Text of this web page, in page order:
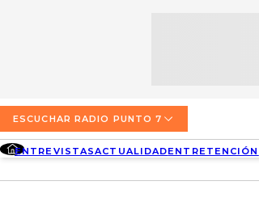
ACTUALIDAD
ENTRETENCIÓN
CONCEPCIÓN
QUIÉNES SOMOS
DIRECCIONES
CONTACTO COMERCIAL
TARIFAS POLÍTICAS PÁGINA 7
TARIFAS POLÍTICAS RADIO PUNTO 7
ESCUCHAR RADIO PUNTO 7
ENTREVISTASACTUALIDADENTRETENCIÓN